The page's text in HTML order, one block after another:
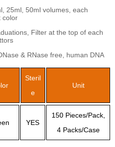
25ml, 50ml volumes, each
color
Filter at the top of each
& RNase free, human DNA
Steril
e
Unit
YES
150 Pieces/Pack,
4 Packs/Case